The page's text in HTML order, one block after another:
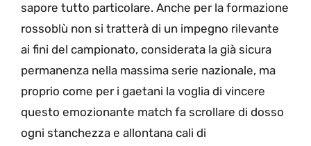
sapore tutto particolare. Anche per la formazione
rossoblù non si tratterà di un impegno rilevante
ai fini del campionato, considerata la già sicura
permanenza nella massima serie nazionale, ma
proprio come per i gaetani la voglia di vincere
questo emozionante match fa scrollare di dosso
ogni stanchezza e allontana cali di